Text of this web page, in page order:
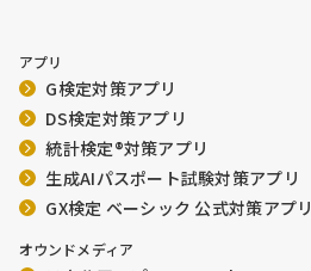
アプリ
G検定対策アプリ
DS検定対策アプリ
統計検定®︎対策アプリ
生成AIパスポート試験対策アプリ
GX検定 ベーシック 公式対策アプリ
オウンドメディア